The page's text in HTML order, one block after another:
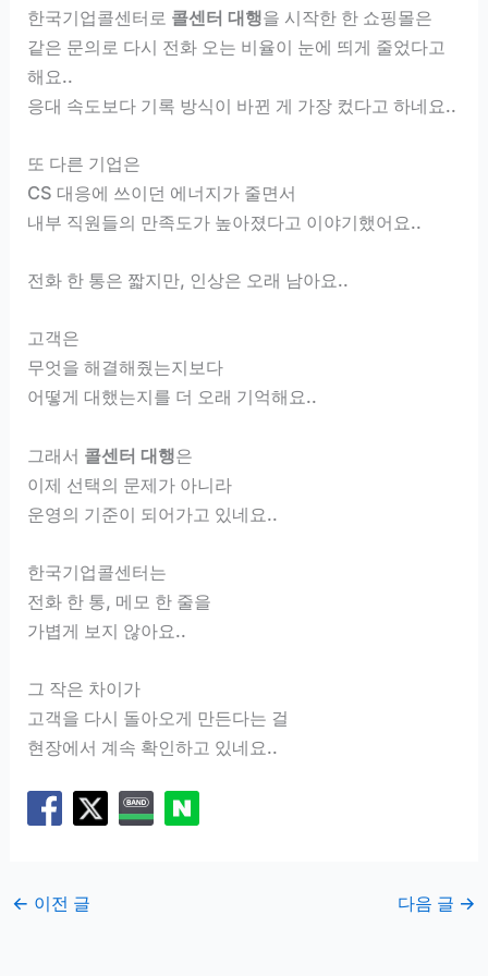
한국기업콜센터로 콜센터 대행을 시작한 한 쇼핑몰은
같은 문의로 다시 전화 오는 비율이 눈에 띄게 줄었다고
해요..
응대 속도보다 기록 방식이 바뀐 게 가장 컸다고 하네요..
또 다른 기업은
CS 대응에 쓰이던 에너지가 줄면서
내부 직원들의 만족도가 높아졌다고 이야기했어요..
전화 한 통은 짧지만, 인상은 오래 남아요..
고객은
무엇을 해결해줬는지보다
어떻게 대했는지를 더 오래 기억해요..
그래서 콜센터 대행은
이제 선택의 문제가 아니라
운영의 기준이 되어가고 있네요..
한국기업콜센터는
전화 한 통, 메모 한 줄을
가볍게 보지 않아요..
그 작은 차이가
고객을 다시 돌아오게 만든다는 걸
현장에서 계속 확인하고 있네요..
← 이전 글 다음 글 →